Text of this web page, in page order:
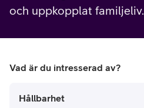
och uppkopplat familjeliv.
Vad är du intresserad av?
Hållbarhet